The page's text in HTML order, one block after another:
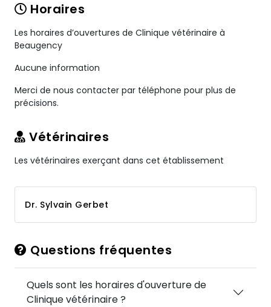
Horaires
Les horaires d’ouvertures de Clinique vétérinaire à
Beaugency
Aucune information
Merci de nous contacter par téléphone pour plus de
précisions.
Vétérinaires
Les vétérinaires exerçant dans cet établissement
Dr. Sylvain Gerbet
Questions fréquentes
Quels sont les horaires d'ouverture de
Clinique vétérinaire ?